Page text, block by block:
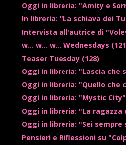
Oggi in libreria: "Amity e
In libreria: "La schiava dei
Intervista all'autrice di
w... w... w... Wednesdays
Teaser Tuesday (128)
Oggi in libreria: "Lascia che
Oggi in libreria: "Quello che
Oggi in libreria: "Mystic
Oggi in libreria: "La ragazza
Oggi in libreria: "Sei sempre
Pensieri e Riflessioni su